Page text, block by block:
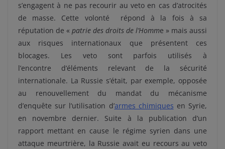
s’engagent à ne pas recourir au veto en cas d’atrocités
de masse. Cette volonté répond à la fois à sa
réputation de « patrie des droits de l’Homme » mais aussi
aux risques internationaux que présentent ces
blocages. Les veto sont parfois utilisés à
l’encontre d’éléments relevant de la sécurité
internationale. La Russie s’était, par exemple, opposée
au renouvellement du mandat du mécanisme
d’enquête sur l’utilisation d’armes chimiques en Syrie,
en novembre dernier. Suite à la publication d’un
rapport mettant en cause le régime syrien dans une
attaque meurtrière, la Russie avait eu recours au veto